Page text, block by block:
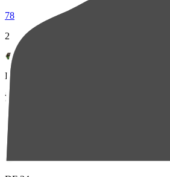
78
2
DF 7
河野 諒祐
31
3